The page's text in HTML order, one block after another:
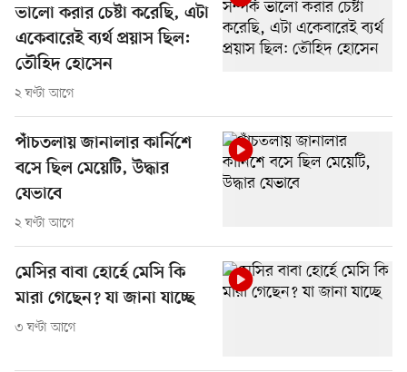
ভালো করার চেষ্টা করেছি, এটা
একেবারেই ব্যর্থ প্রয়াস ছিল:
তৌহিদ হোসেন
২ ঘণ্টা আগে
পাঁচতলায় জানালার কার্নিশে
বসে ছিল মেয়েটি, উদ্ধার
যেভাবে
২ ঘণ্টা আগে
মেসির বাবা হোর্হে মেসি কি
মারা গেছেন? যা জানা যাচ্ছে
৩ ঘণ্টা আগে